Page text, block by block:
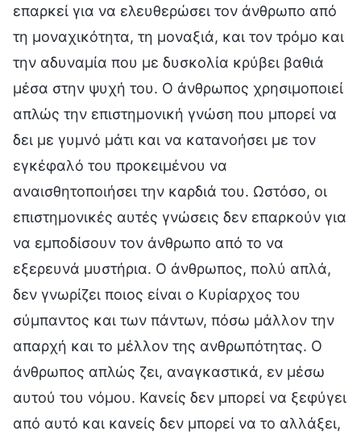
επαρκεί για να ελευθερώσει τον άνθρωπο από
τη μοναχικότητα, τη μοναξιά, και τον τρόμο και
την αδυναμία που με δυσκολία κρύβει βαθιά
μέσα στην ψυχή του. Ο άνθρωπος χρησιμοποιεί
απλώς την επιστημονική γνώση που μπορεί να
δει με γυμνό μάτι και να κατανοήσει με τον
εγκέφαλό του προκειμένου να
αναισθητοποιήσει την καρδιά του. Ωστόσο, οι
επιστημονικές αυτές γνώσεις δεν επαρκούν για
να εμποδίσουν τον άνθρωπο από το να
εξερευνά μυστήρια. Ο άνθρωπος, πολύ απλά,
δεν γνωρίζει ποιος είναι ο Κυρίαρχος του
σύμπαντος και των πάντων, πόσω μάλλον την
απαρχή και το μέλλον της ανθρωπότητας. Ο
άνθρωπος απλώς ζει, αναγκαστικά, εν μέσω
αυτού του νόμου. Κανείς δεν μπορεί να ξεφύγει
από αυτό και κανείς δεν μπορεί να το αλλάξει,